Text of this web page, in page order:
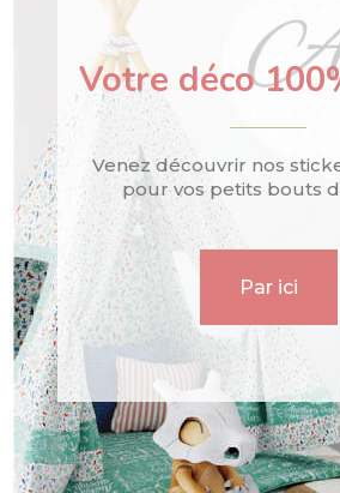
Votre déco
Venez découvrir nos
pour vos petits bouts
Par ici